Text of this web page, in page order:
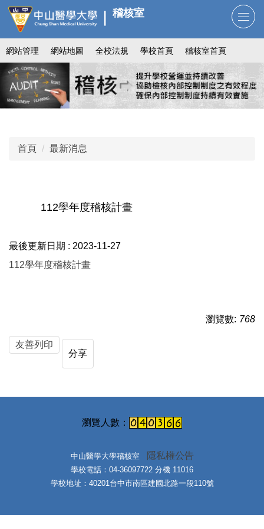
跳
到
主
要
內
容
區
稽核室
網站管理 網站地圖 全校法規 學校首頁 稽核室首頁
首頁 最新消息
112學年度稽核計畫
最後更新日期 : 2023-11-27
112學年度稽核計畫
瀏覽數: 768
友善列印
分享
中山醫學大學稽核室 隱私權公告
學校電話：04-36097722 分機 11016
學校地址：40201台中市南區建國北路一段110號